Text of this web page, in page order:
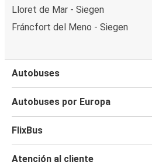
Lloret de Mar - Siegen
Fráncfort del Meno - Siegen
Autobuses
Autobuses por Europa
FlixBus
Atención al cliente